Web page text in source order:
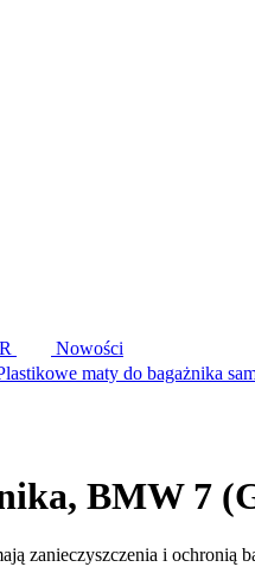
Nowości
maty do bagażnika
BMW 7
zanieczyszczenia i ochronią